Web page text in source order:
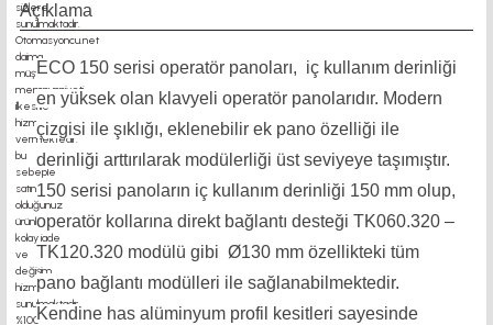
Açıklama
ECO 150 serisi operatör panoları, iç kullanım derinliği
en yüksek olan klavyeli operatör panolarıdır. Modern
çizgisi ile şıklığı, eklenebilir ek pano özelliği ile
derinliği arttırılarak modülerliği üst seviyeye taşımıştır.
150 serisi panoların iç kullanım derinliği 150 mm olup,
operatör kollarına direkt bağlantı desteği TK060.320 –
TK120.320 modülü gibi Ø130 mm özellikteki tüm
pano bağlantı modülleri ile sağlanabilmektedir.
Kendine has alüminyum profil kesitleri sayesinde